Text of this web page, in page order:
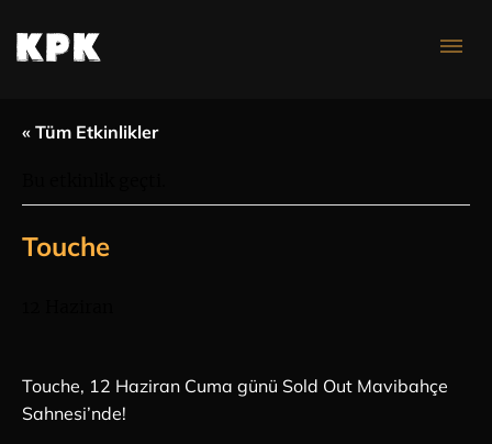
« Tüm Etkinlikler
Touche
Touche, 12 Haziran Cuma günü Sold Out Mavibahçe
Sahnesi’nde!